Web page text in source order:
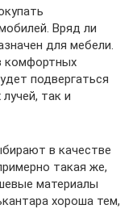
Вряд ли
для мебели.
комфортных
подвергаться
так и
в качестве
такая же,
материалы
хороша тем,